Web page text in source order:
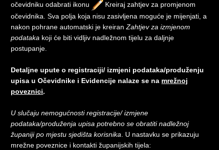
očevidniku odabrati ikonu
Kreiraj zahtjev za promjenom
očevidnika. Sva polja koja nisu zasivljena moguće je mijenjati, a
nakon pohrane automatski je kreiranZahtjev za izmjenom
podataka koji će biti vidljiv nadležnom tijelu za daljnje
postupanje.
Detaljne upute o registraciji/ izmjeni podataka/produženju
upisa u Očevidnike i Evidencije nalaze se na mrežnoj
poveznici.
U slučaju nemogućnosti registracije/ izmjene
podataka/produženja upisa potrebno se obratiti nadležnoj
županiji po mjestu sjedišta korisnika. U nastavku se prikazuju
mrežne poveznice i kontakti županijskih tijela: